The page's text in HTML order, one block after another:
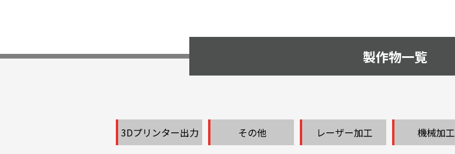
製作物一覧
3Dプリンター出力 その他 レーザー加工 機械加工